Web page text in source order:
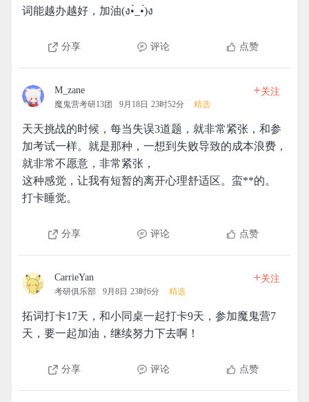
词能越办越好，加油(ง•̀_•́)ง
分享 评论 点赞
M_zane
魔鬼营考研13团 9月18日 23时52分 精选
+关注
天天挑战的时候，每当失误3道题，就非常紧张，和参
加考试一样。就是那种，一想到失败导致的成本浪费，
就非常不愿意，非常紧张，
这种感觉，让我有短暂的离开心理舒适区。蛮**的。
打卡睡觉。
分享 评论 点赞
CarrieYan
考研俱乐部 9月8日 23时6分 精选
+关注
拓词打卡17天，和小同桌一起打卡9天，参加魔鬼营7
天，要一起加油，继续努力下去啊！
分享 评论 点赞